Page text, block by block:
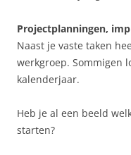
Projectplanningen,
Naast je vaste taken
werkgroep. Sommigen
kalenderjaar.
Heb je al een beeld
starten?